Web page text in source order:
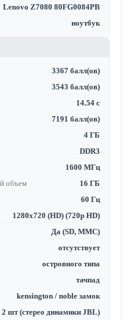
Lenovo Z7080 80FG0084PB
ноутбук
3367 балл(ов)
3543 балл(ов)
14.54 с
7191 балл(ов)
4 ГБ
DDR3
1600 МГц
объем
16 ГБ
60 Гц
1280x720 (HD) (720p HD)
Да (SD, MMC)
отсутствует
островного типа
тачпад
kensington / noble замок
2 шт (стерео динамики JBL)